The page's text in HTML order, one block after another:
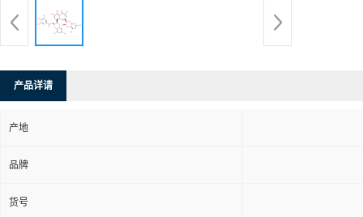
产品详请
产地
品牌
货号